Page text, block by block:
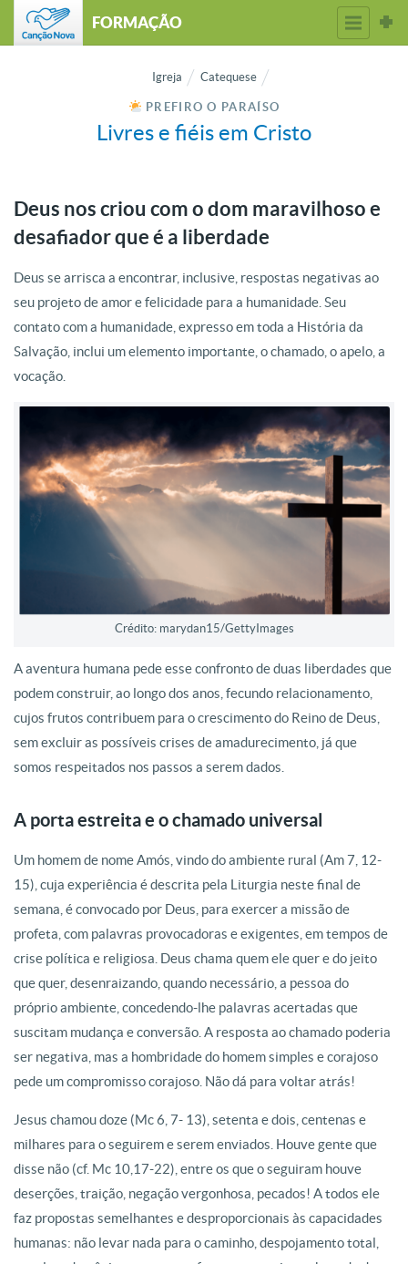
FORMAÇÃO
Igreja Catequese
PREFIRO O PARAÍSO
Livres e fiéis em Cristo
Deus nos criou com o dom maravilhoso e
desafiador que é a liberdade
Deus se arrisca a encontrar, inclusive, respostas negativas ao
seu projeto de amor e felicidade para a humanidade. Seu
contato com a humanidade, expresso em toda a História da
Salvação, inclui um elemento importante, o chamado, o apelo, a
vocação.
Crédito: marydan15/GettyImages
A aventura humana pede esse confronto de duas liberdades que
podem construir, ao longo dos anos, fecundo relacionamento,
cujos frutos contribuem para o crescimento do Reino de Deus,
sem excluir as possíveis crises de amadurecimento, já que
somos respeitados nos passos a serem dados.
A porta estreita e o chamado universal
Um homem de nome Amós, vindo do ambiente rural (Am 7, 12-
15), cuja experiência é descrita pela Liturgia neste final de
semana, é convocado por Deus, para exercer a missão de
profeta, com palavras provocadoras e exigentes, em tempos de
crise política e religiosa. Deus chama quem ele quer e do jeito
que quer, desenraizando, quando necessário, a pessoa do
próprio ambiente, concedendo-lhe palavras acertadas que
suscitam mudança e conversão. A resposta ao chamado poderia
ser negativa, mas a hombridade do homem simples e corajoso
pede um compromisso corajoso. Não dá para voltar atrás!
Jesus chamou doze (Mc 6, 7- 13), setenta e dois, centenas e
milhares para o seguirem e serem enviados. Houve gente que
disse não (cf. Mc 10,17-22), entre os que o seguiram houve
deserções, traição, negação vergonhosa, pecados! A todos ele
faz propostas semelhantes e desproporcionais às capacidades
humanas: não levar nada para o caminho, despojamento total,